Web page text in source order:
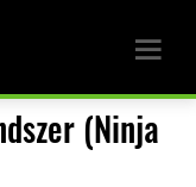
(Ninja